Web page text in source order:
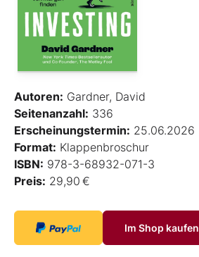
Autoren: Gardner, David
Seitenanzahl: 336
Erscheinungstermin: 25.06.2026
Format: Klappenbroschur
ISBN: 978-3-68932-071-3
Preis: 29,90 €
Im Shop kaufen